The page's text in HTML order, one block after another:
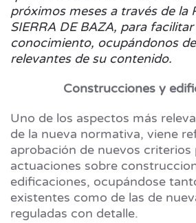
próximos meses a través de la
SIERRA DE BAZA, para
conocimiento, ocupándonos
relevantes de su contenido.
Construcciones y
Uno de los aspectos más
de la nueva normativa, viene
aprobación de nuevos criterios
actuaciones sobre
edificaciones, ocupándose
existentes como de las de
reguladas con detalle.